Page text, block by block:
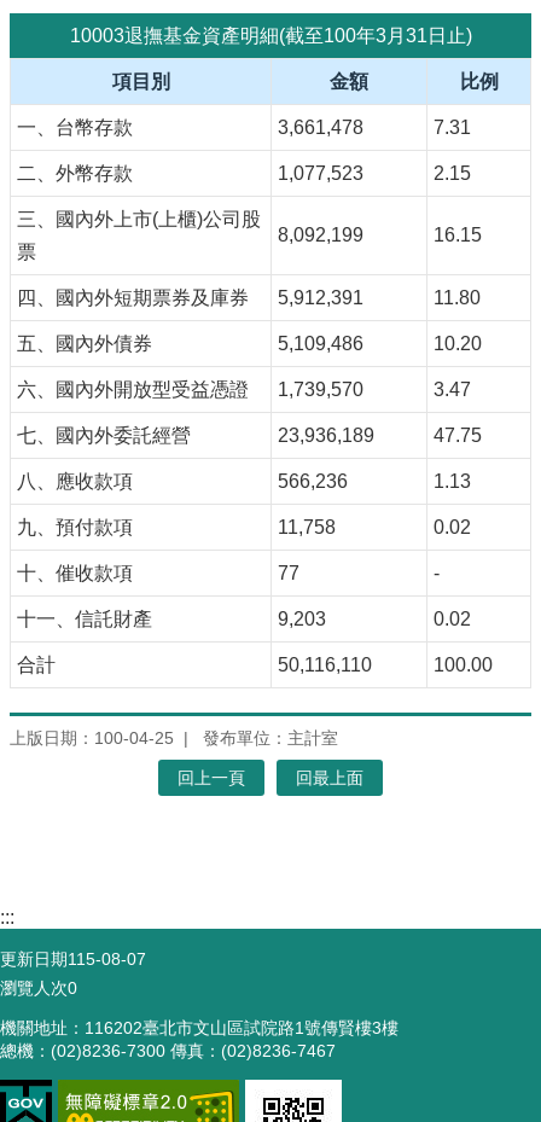
10003退撫基金資產明細(截至100年3月31日止)
項目別 金額 比例
一、台幣存款 3,661,478 7.31
二、外幣存款 1,077,523 2.15
三、國內外上市(上櫃)公司股
票
8,092,199 16.15
四、國內外短期票券及庫券 5,912,391 11.80
五、國內外債券 5,109,486 10.20
六、國內外開放型受益憑證 1,739,570 3.47
七、國內外委託經營 23,936,189 47.75
八、應收款項 566,236 1.13
九、預付款項 11,758 0.02
十、催收款項 77 -
十一、信託財產 9,203 0.02
合計 50,116,110 100.00
上版日期：100-04-25 發布單位：主計室
回上一頁 回最上面
:::
更新日期115-08-07
瀏覽人次0
機關地址：116202臺北市文山區試院路1號傳賢樓3樓
總機：(02)8236-7300 傳真：(02)8236-7467